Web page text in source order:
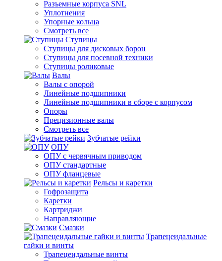
Разъемные корпуса SNL
Уплотнения
Упорные кольца
Смотреть все
Ступицы
Ступицы для дисковых борон
Ступицы для посевной техники
Ступицы роликовые
Валы
Валы с опорой
Линейные подшипники
Линейные подшипники в сборе с корпусом
Опоры
Прецизионные валы
Смотреть все
Зубчатые рейки
ОПУ
ОПУ с червячным приводом
ОПУ стандартные
ОПУ фланцевые
Рельсы и каретки
Гофрозащита
Каретки
Картриджи
Направляющие
Смазки
Трапецеидальные
гайки и винты
Трапецеидальные винты